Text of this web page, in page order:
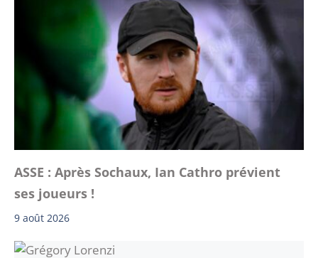
ASSE : Après Sochaux, Ian Cathro prévient
ses joueurs !
9 août 2026